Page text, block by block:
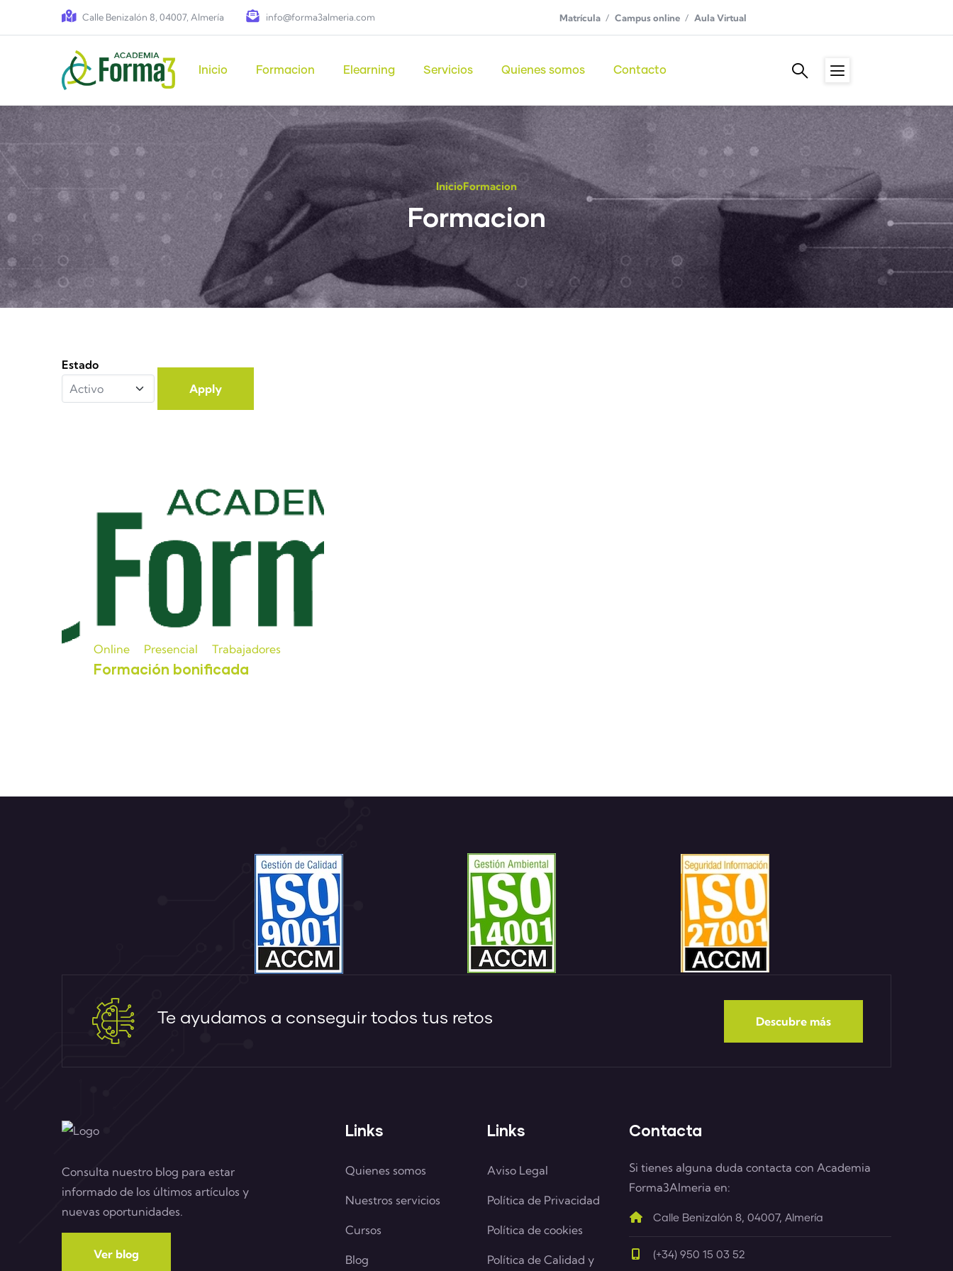
Pasar al contenido principal
Calle Benizalón 8, 04007, Almería info@forma3almeria.com Matrícula Campus online Aula Virtual
Inicio Formacion Elearning Servicios Quienes somos Contacto
InicioFormacion
Formacion
Estado
Online Presencial Trabajadores
Formación bonificada
Te ayudamos a conseguir todos tus retos Descubre más
Consulta nuestro blog para estar
informado de los últimos artículos y
nuevas oportunidades.
Ver blog
Links
Quienes somos
Nuestros servicios
Cursos
Blog
Links
Aviso Legal
Política de Privacidad
Política de cookies
Política de Calidad y
Contacta
Si tienes alguna duda contacta con Academia
Forma3Almeria en:
Calle Benizalón 8, 04007, Almería
(+34) 950 15 03 52